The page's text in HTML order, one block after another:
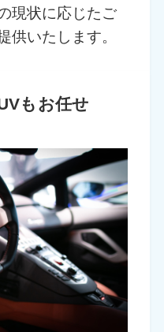
現状に応じたご
供いたします。
もお任せ